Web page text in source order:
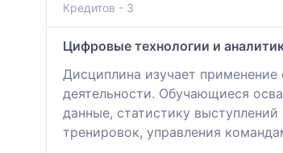
Кредитов - 3
Цифровые технологии и
Дисциплина изучает
деятельности. Обучающиеся
данные, статистику
тренировок, управления